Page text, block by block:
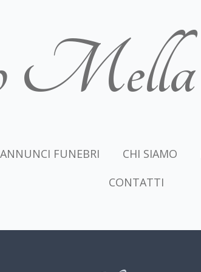
Mella
ANNUNCI FUNEBRI CHI SIAMO
CONTATTI